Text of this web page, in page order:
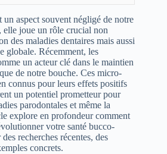
un aspect souvent négligé de notre
elle joue un rôle crucial non
des maladies dentaires mais aussi
globale. Récemment, les
un acteur clé dans le maintien
de notre bouche. Ces micro-
connus pour leurs effets positifs
un potentiel prometteur pour
parodontales et même la
explore en profondeur comment
votre santé bucco-
recherches récentes, des
concrets.